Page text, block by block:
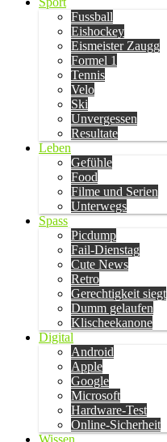
Fussball
Eishockey
Eismeister Zaugg
Formel 1
Tennis
Velo
Ski
Unvergessen
Resultate
Leben
Gefühle
Food
Filme und Serien
Unterwegs
Spass
Picdump
Fail-Dienstag
Cute News
Retro
Gerechtigkeit siegt
Dumm gelaufen
Klischeekanone
Digital
Android
Apple
Google
Microsoft
Hardware-Test
Online-Sicherheit
Wissen